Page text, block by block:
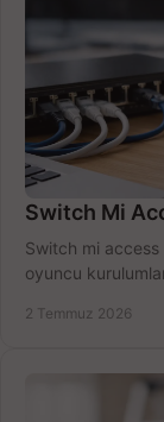
Switch Mi
Switch mi access
oyuncu
2 Temmuz 2026